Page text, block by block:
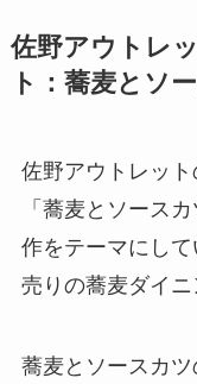
佐野アウトレ
ト：蕎麦とソ
佐野アウトレッ
「蕎麦とソース
作をテーマにし
売りの蕎麦ダイニ
蕎麦とソースカ